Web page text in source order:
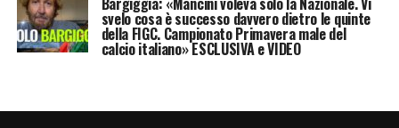
svelo cosa è successo davvero dietro le quinte
della FIGC. Campionato Primavera male del
calcio italiano» ESCLUSIVA e VIDEO